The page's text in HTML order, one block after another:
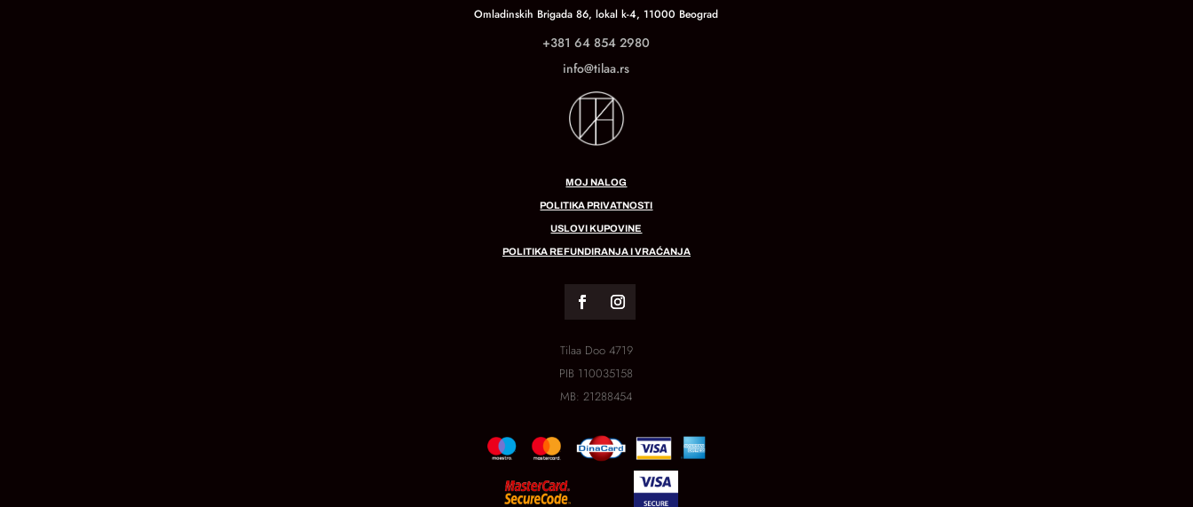
Omladinskih Brigada 86, lokal k-4, 11000 Beograd
+381 64 854 2980
info@tilaa.rs
MOJ NALOG
POLITIKA PRIVATNOSTI
USLOVI KUPOVINE
POLITIKA REFUNDIRANJA I VRAĆANJA
Tilaa Doo 4719
PIB 110035158
MB:21288454